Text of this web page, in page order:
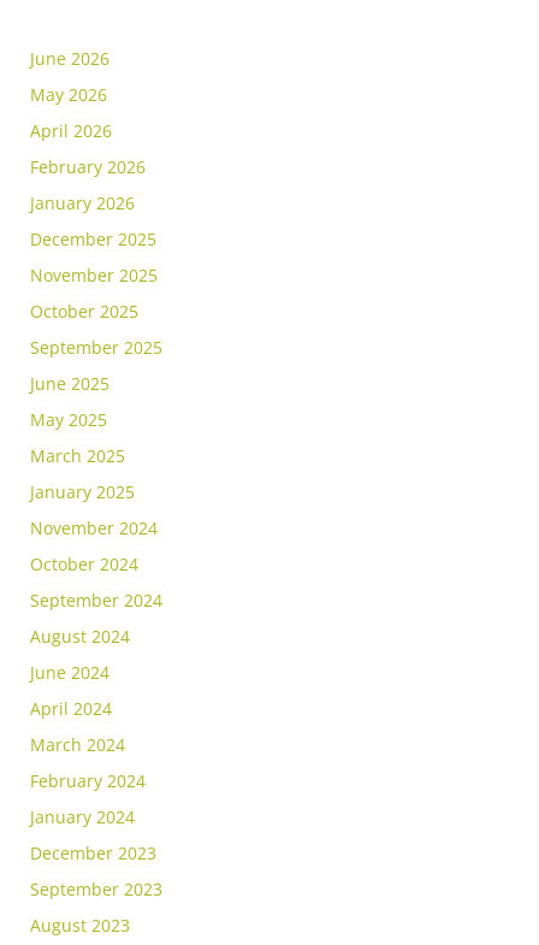
June 2026
May 2026
April 2026
February 2026
January 2026
December 2025
November 2025
October 2025
September 2025
June 2025
May 2025
March 2025
January 2025
November 2024
October 2024
September 2024
August 2024
June 2024
April 2024
March 2024
February 2024
January 2024
December 2023
September 2023
August 2023